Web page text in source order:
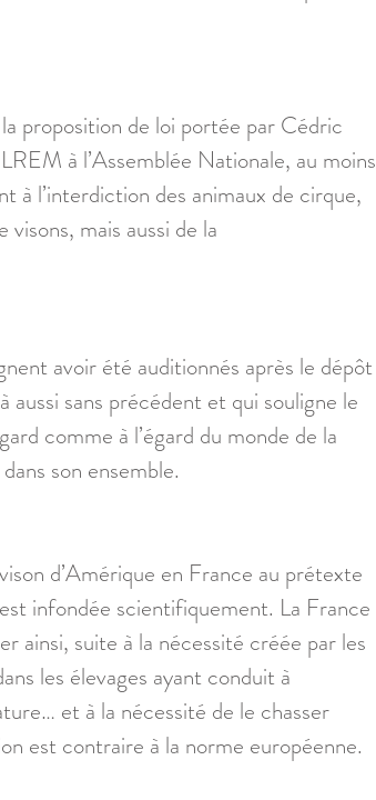
proposition de loi portée par Cédric
à l’Assemblée Nationale, au moins
à l’interdiction des animaux de cirque,
visons, mais aussi de la
avoir été auditionnés après le dépôt
sans précédent et qui souligne le
comme à l’égard du monde de la
son ensemble.
d’Amérique en France au prétexte
infondée scientifiquement. La France
ainsi, suite à la nécessité créée par les
les élevages ayant conduit à
et à la nécessité de le chasser
est contraire à la norme européenne.